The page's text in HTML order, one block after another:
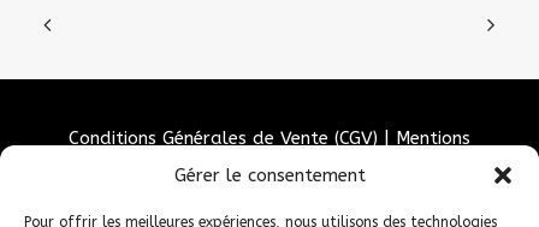
Gérer le consentement
Pour offrir les meilleures expériences, nous utilisons des technologies
Conditions Générales de Vente (CGV)
Mentions
Politique de confidentialité